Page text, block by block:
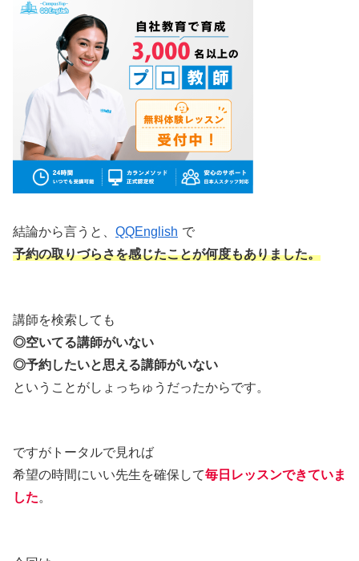
結論から言うと、 QQEnglish で
予約の取りづらさを感じたことが何度もありました。
講師を検索しても
◎空いてる講師がいない
◎予約したいと思える講師がいない
ということがしょっちゅうだったからです。
ですがトータルで見れば
希望の時間にいい先生を確保して毎日レッスンできていま
した。